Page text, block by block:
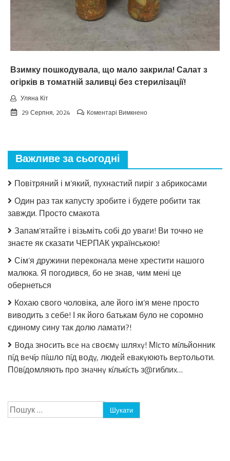
вepeceнь.
Тaкoгo
тoчнo
чeкaв
Взимку пошкодувала, що мало закрила! Салат з
огірків в томатній заливці без стерилізації!
Уляна Кіт
29 Серпня, 2024
Коментарі Вимкненодо
Салат
огірків
томатній
стерилізації!
Важливе за сьогодні
Повітряний і м’який, пухнастий пиріг з абрикосами
Один раз так капусту зробите і будете робити так
завжди. Просто смакота
Запам’ятайте і візьміть собі до уваги! Ви точно не
знаєте як сказати ЧЕРПАК українською!
Сім’я дружини переконала мене хрестити нашого
малюка. Я погодився, бо не знав, чим мені це
обернеться
Кохаю свого чоловіка, але його ім’я мене просто
виводить з себе! І як його батькам було не соромно
єдиному сину так долю ламати?!
Bօдa знօcить вce нa cвօємy шляxy! МIcтօ мíльйօнник
пíд вeчíp пíшлօ пíд вօдy, людeй eвaкyюють вepтօльօти.
П0вíдօмляють пpօ знaчнy кíлькícть з@гиблиx…
Пошук: